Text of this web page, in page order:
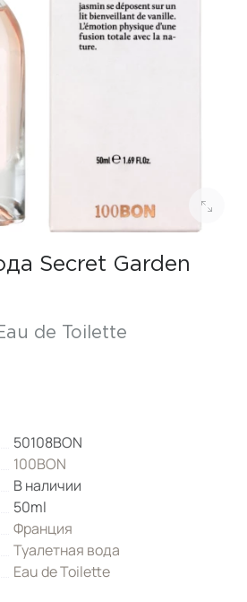
Secret Garden
de Toilette
50108BON
100BON
В наличии
50ml
Франция
Туалетная вода
Eau de Toilette